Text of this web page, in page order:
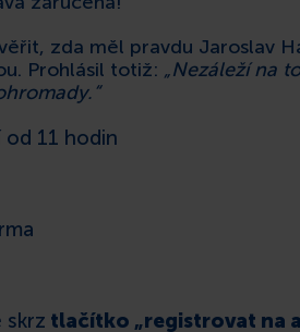
zda měl pravdu Jaroslav
Prohlásil totiž: „Nezáleží na
od 11 hodin
skrz tlačítko „registrovat na